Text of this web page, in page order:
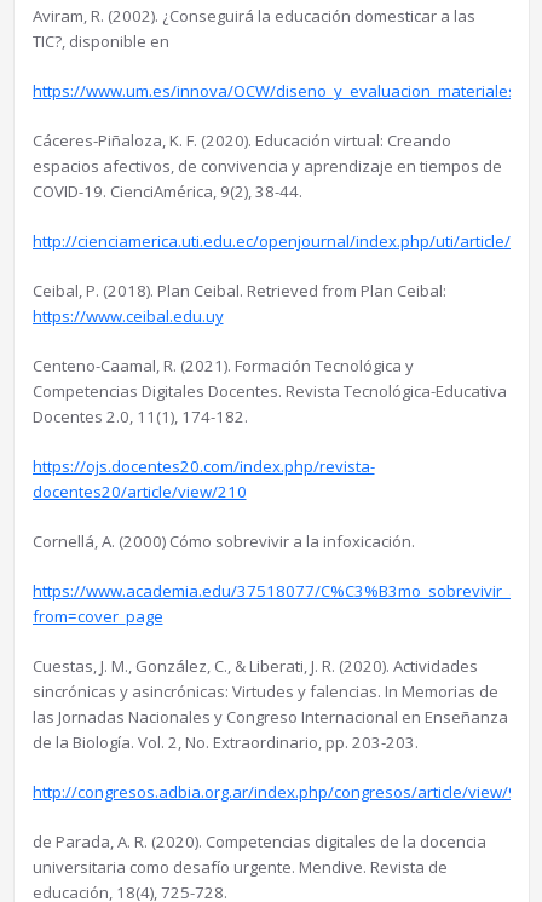
Aviram, R. (2002). ¿Conseguirá la educación domesticar a las
TIC?, disponible en
https://www.um.es/innova/OCW/
Cáceres-Piñaloza, K. F. (2020). Educación virtual: Creando
espacios afectivos, de convivencia y aprendizaje en tiempos de
COVID-19. CienciAmérica, 9(2), 38-44.
http://cienciamerica.uti.edu.ec/openjournal/index.php/uti/article/
Ceibal, P. (2018). Plan Ceibal. Retrieved from Plan Ceibal:
https://www.ceibal.edu.uy
Centeno-Caamal, R. (2021). Formación Tecnológica y
Competencias Digitales Docentes. Revista Tecnológica-Educativa
Docentes 2.0, 11(1), 174-182.
https://ojs.docentes20.com/index.php/revista-
docentes20/article/view/210
Cornellá, A. (2000) Cómo sobrevivir a la infoxicación.
https://www.academia.edu/37518077/
from=cover_page
Cuestas, J. M., González, C., & Liberati, J. R. (2020). Actividades
sincrónicas y asincrónicas: Virtudes y falencias. In Memorias de
las Jornadas Nacionales y Congreso Internacional en Enseñanza
de la Biología. Vol. 2, No. Extraordinario, pp. 203-203.
http://congresos.adbia.org.ar/index.php/congresos/article/view/94
de Parada, A. R. (2020). Competencias digitales de la docencia
universitaria como desafío urgente. Mendive. Revista de
educación, 18(4), 725-728.